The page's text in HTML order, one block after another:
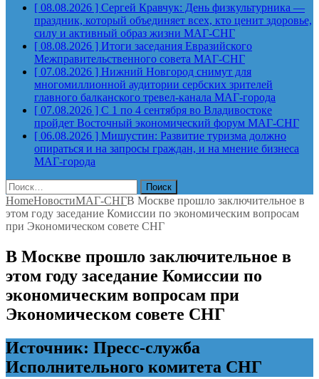
[ 08.08.2026 ] Сергей Кравчук: День физкультурника —
праздник, который объединяет всех, кто ценит здоровье,
силу и активный образ жизни МАГ-СНГ
[ 08.08.2026 ] Итоги заседания Евразийского
Межправительственного совета МАГ-СНГ
[ 07.08.2026 ] Нижний Новгород снимут для
многомиллионной аудитории сербских зрителей
главного балканского тревел-канала МАГ-города
[ 07.08.2026 ] С 1 по 4 сентября во Владивостоке
пройдет Восточный экономический форум МАГ-СНГ
[ 06.08.2026 ] Мишустин: Развитие туризма должно
опираться и на запросы граждан, и на мнение бизнеса
МАГ-города
Найти:
HomeНовостиМАГ-СНГВ Москве прошло заключительное в
этом году заседание Комиссии по экономическим вопросам
при Экономическом совете СНГ
В Москве прошло заключительное в
этом году заседание Комиссии по
экономическим вопросам при
Экономическом совете СНГ
Источник: Пресс-служба
Исполнительного комитета СНГ